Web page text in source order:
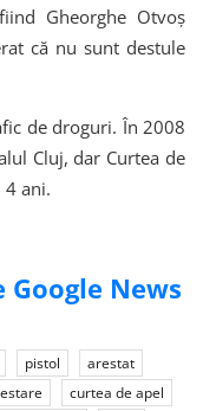
Gheorghe Otvoş
că nu sunt destule
de droguri. În 2008
Cluj, dar Curtea de
4 ani.
News
pistol
arestat
curtea de apel